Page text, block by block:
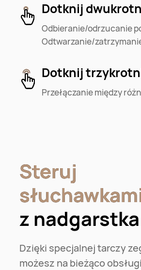
Dotknij
Odbieranie/odrzucanie
Odtwarzanie/
Dotknij
Przełączanie między
Steruj
Steruj
z nadgarstka
Dzięki specjalnej tarczy
możesz na bieżąco